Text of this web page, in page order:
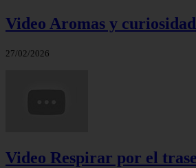
Video Aromas y
27/02/2026
Video Respirar por el